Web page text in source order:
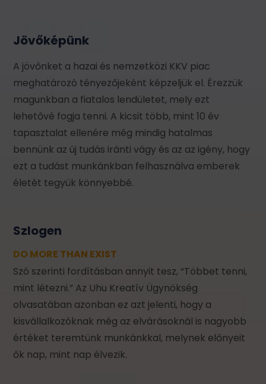
Jövőképünk
A jövőnket a hazai és nemzetközi KKV piac
meghatározó tényezőjeként képzeljük el. Érezzük
magunkban a fiatalos lendületet, mely ezt
lehetővé fogja tenni. A kicsit több, mint 10 év
tapasztalat ellenére még mindig hatalmas
bennünk az új tudás iránti vágy és az az igény, hogy
ezt a tudást munkánkban felhasználva emberek
életét tegyük könnyebbé.
Szlogen
DO MORE THAN EXIST
Szó szerinti fordításban annyit tesz, “Többet tenni,
mint létezni.” Az Uhu Kreatív Ügynökség
olvasatában azonban ez azt jelenti, hogy a
kisvállalkozóknak még az elvárásoknál is nagyobb
értéket teremtünk munkánkkal, melynek előnyeit
ők nap, mint nap élvezik.